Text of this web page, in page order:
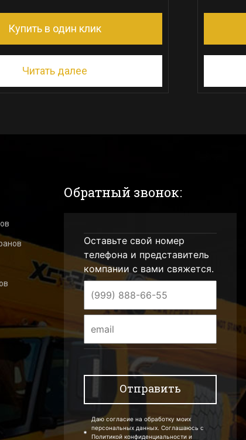
Купить в один клик
Читать далее
Обратный звонок:
Оставьте свой номер
телефона и представитель
компании с вами свяжется.
Даю согласие на обработку моих
персональных данных. Соглашаюсь с
Политикой конфиденциальности и